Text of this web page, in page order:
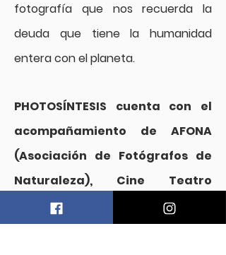
fotografía que nos recuerda la
deuda que tiene la humanidad
entera con el planeta.
PHOTOSÍNTESIS cuenta con el
acompañamiento de AFONA
(Asociación de Fotógrafos de
Naturaleza), Cine Teatro
Auditorium.